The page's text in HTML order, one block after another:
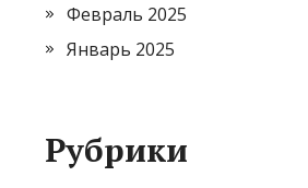
Февраль 2025
Январь 2025
Рубрики